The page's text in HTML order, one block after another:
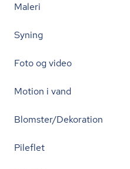
Maleri
Syning
Foto og video
Motion i vand
Blomster/Dekoration
Pileflet